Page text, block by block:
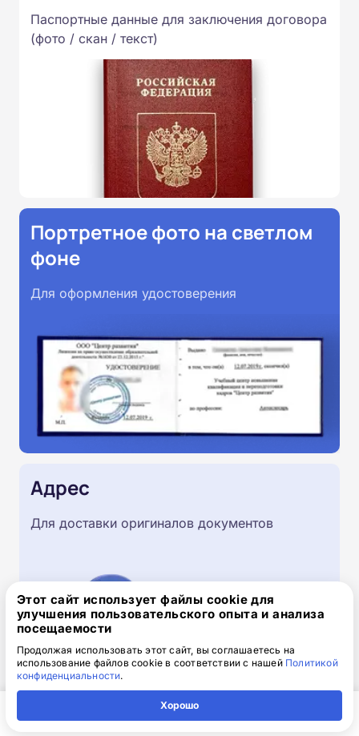
Паспортные данные для заключения договора
(фото / скан / текст)
Портретное фото на светлом
фоне
Для оформления удостоверения
Адрес
Для доставки оригиналов документов
Этот сайт использует файлы cookie для
улучшения пользовательского опыта и анализа
посещаемости
Продолжая использовать этот сайт, вы соглашаетесь на
использование файлов cookie в соответствии с нашей Политикой
конфиденциальности.
Хорошо